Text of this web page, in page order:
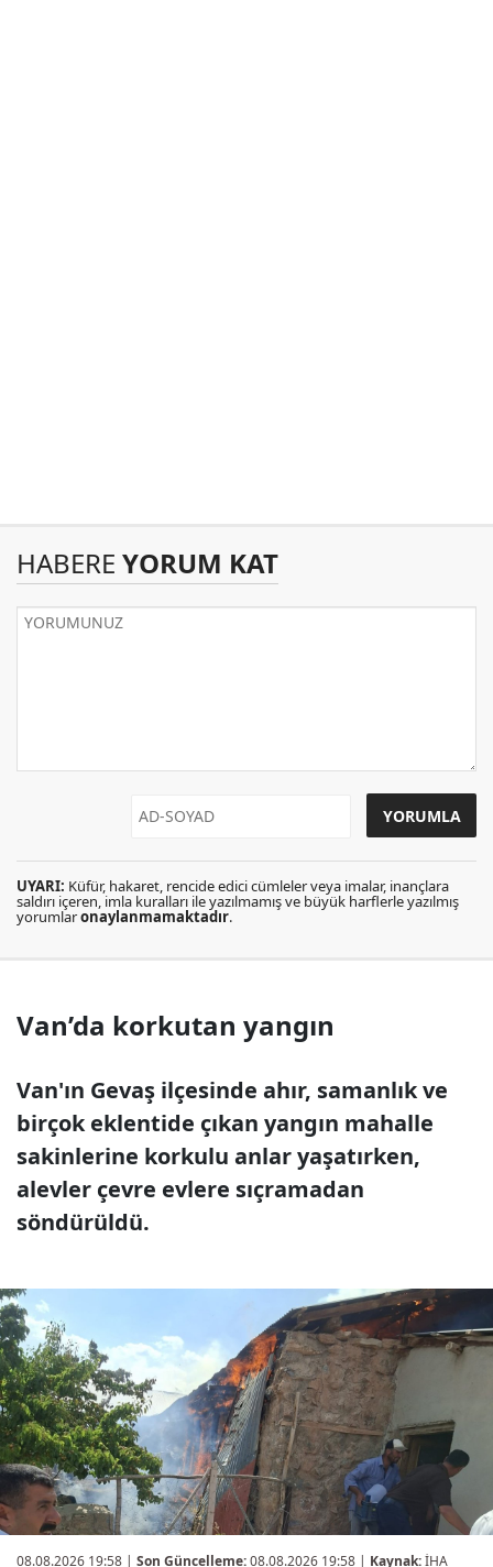
HABERE YORUM KAT
UYARI: Küfür, hakaret, rencide edici cümleler veya imalar, inançlara
saldırı içeren, imla kuralları ile yazılmamış ve büyük harflerle yazılmış
yorumlaronaylanmamaktadır.
Van’da korkutan yangın
Van'ın Gevaş ilçesinde ahır, samanlık ve
birçok eklentide çıkan yangın mahalle
sakinlerine korkulu anlar yaşatırken,
alevler çevre evlere sıçramadan
söndürüldü.
08.08.2026 19:58 | Son Güncelleme:08.08.2026 19:58 | Kaynak:İHA